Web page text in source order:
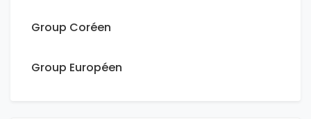
Group Coréen
Group Européen